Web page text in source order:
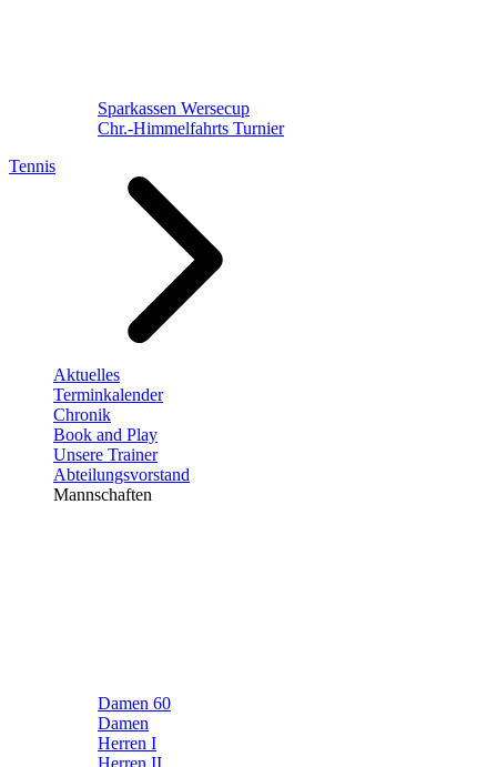
Sparkassen Wersecup
Chr.-Himmelfahrts Turnier
Tennis
Aktuelles
Terminkalender
Chronik
Book and Play
Unsere Trainer
Abteilungsvorstand
Mannschaften
Damen 60
Damen
Herren I